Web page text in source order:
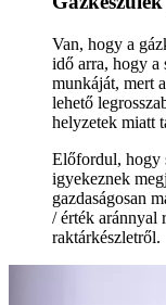
Van, hogy a
idő arra, hogy a
munkáját, mert
lehető
helyzetek miatt
Előfordul, hogy
igyekeznek
gazdaságosan
/ érték aránnyal
raktárkészletről.